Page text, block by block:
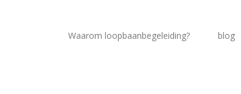
Waarom loopbaanbegeleiding? blog